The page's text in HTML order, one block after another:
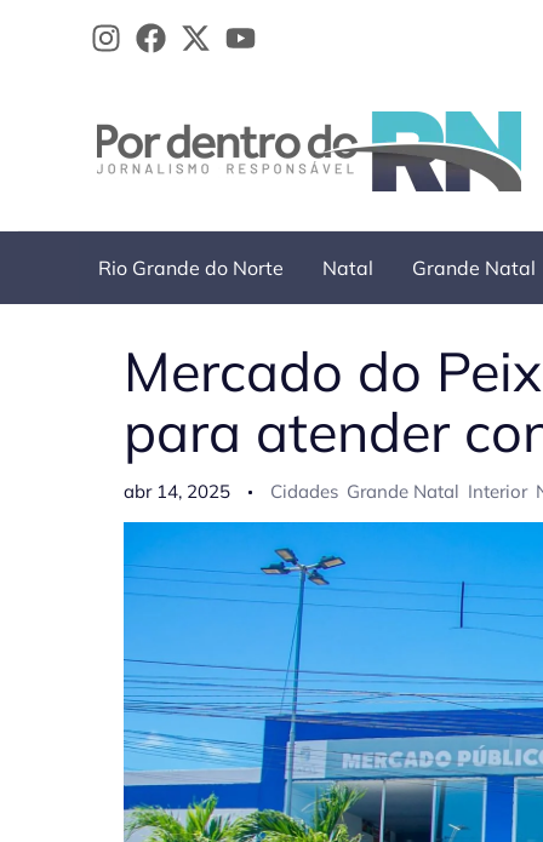
Rio Grande do Norte Natal Grande Natal
Mercado do
para atender
abr 14, 2025 Cidades Grande Natal Interior